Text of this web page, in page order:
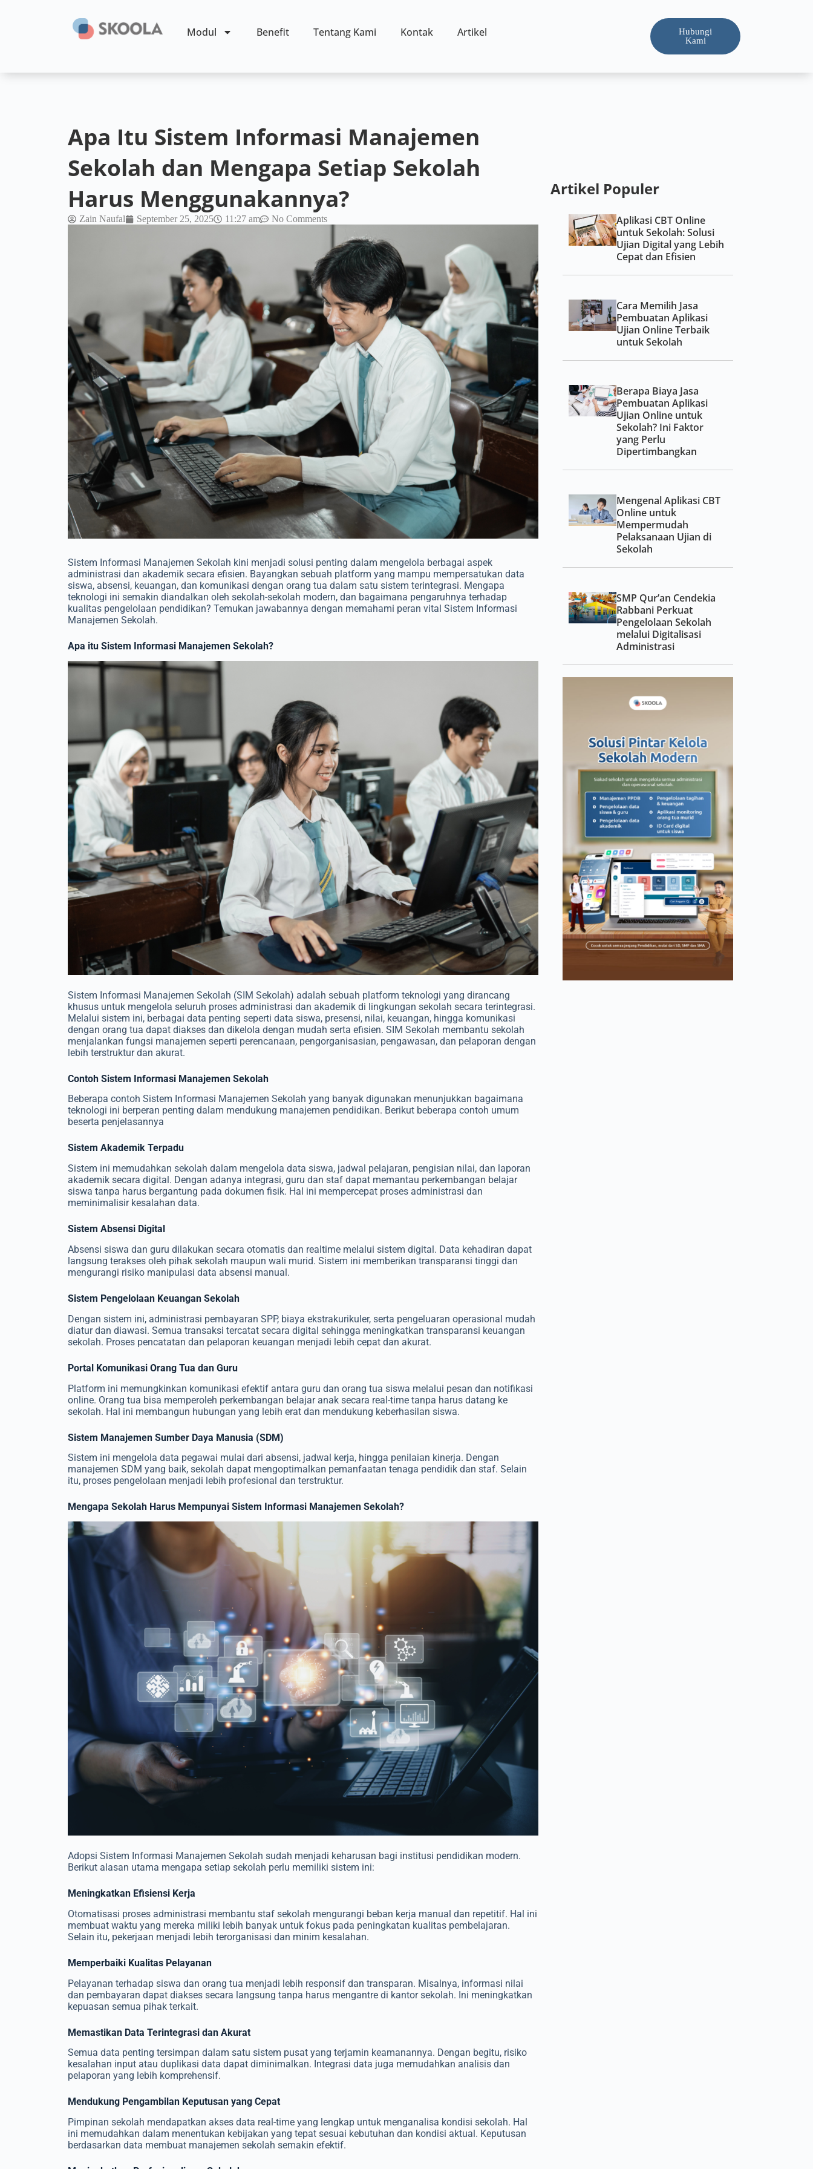
Modul Benefit Tentang Kami Kontak Artikel
Hubungi
Kami
Apa Itu Sistem Informasi Manajemen
Sekolah dan Mengapa Setiap Sekolah
Harus Menggunakannya?
Zain Naufal September 25, 2025 11:27 am No Comments
Sistem Informasi Manajemen Sekolah kini menjadi solusi penting dalam mengelola berbagai aspek
administrasi dan akademik secara efisien. Bayangkan sebuah platform yang mampu mempersatukan data
siswa, absensi, keuangan, dan komunikasi dengan orang tua dalam satu sistem terintegrasi. Mengapa
teknologi ini semakin diandalkan oleh sekolah-sekolah modern, dan bagaimana pengaruhnya terhadap
kualitas pengelolaan pendidikan? Temukan jawabannya dengan memahami peran vital Sistem Informasi
Manajemen Sekolah.
Apa itu Sistem Informasi Manajemen Sekolah?
Sistem Informasi Manajemen Sekolah (SIM Sekolah) adalah sebuah platform teknologi yang dirancang
khusus untuk mengelola seluruh proses administrasi dan akademik di lingkungan sekolah secara terintegrasi.
Melalui sistem ini, berbagai data penting seperti data siswa, presensi, nilai, keuangan, hingga komunikasi
dengan orang tua dapat diakses dan dikelola dengan mudah serta efisien. SIM Sekolah membantu sekolah
menjalankan fungsi manajemen seperti perencanaan, pengorganisasian, pengawasan, dan pelaporan dengan
lebih terstruktur dan akurat.
Contoh Sistem Informasi Manajemen Sekolah
Beberapa contoh Sistem Informasi Manajemen Sekolah yang banyak digunakan menunjukkan bagaimana
teknologi ini berperan penting dalam mendukung manajemen pendidikan. Berikut beberapa contoh umum
beserta penjelasannya
Sistem Akademik Terpadu
Sistem ini memudahkan sekolah dalam mengelola data siswa, jadwal pelajaran, pengisian nilai, dan laporan
akademik secara digital. Dengan adanya integrasi, guru dan staf dapat memantau perkembangan belajar
siswa tanpa harus bergantung pada dokumen fisik. Hal ini mempercepat proses administrasi dan
meminimalisir kesalahan data.
Sistem Absensi Digital
Absensi siswa dan guru dilakukan secara otomatis dan realtime melalui sistem digital. Data kehadiran dapat
langsung terakses oleh pihak sekolah maupun wali murid. Sistem ini memberikan transparansi tinggi dan
mengurangi risiko manipulasi data absensi manual.
Sistem Pengelolaan Keuangan Sekolah
Dengan sistem ini, administrasi pembayaran SPP, biaya ekstrakurikuler, serta pengeluaran operasional mudah
diatur dan diawasi. Semua transaksi tercatat secara digital sehingga meningkatkan transparansi keuangan
sekolah. Proses pencatatan dan pelaporan keuangan menjadi lebih cepat dan akurat.
Portal Komunikasi Orang Tua dan Guru
Platform ini memungkinkan komunikasi efektif antara guru dan orang tua siswa melalui pesan dan notifikasi
online. Orang tua bisa memperoleh perkembangan belajar anak secara real-time tanpa harus datang ke
sekolah. Hal ini membangun hubungan yang lebih erat dan mendukung keberhasilan siswa.
Sistem Manajemen Sumber Daya Manusia (SDM)
Sistem ini mengelola data pegawai mulai dari absensi, jadwal kerja, hingga penilaian kinerja. Dengan
manajemen SDM yang baik, sekolah dapat mengoptimalkan pemanfaatan tenaga pendidik dan staf. Selain
itu, proses pengelolaan menjadi lebih profesional dan terstruktur.
Mengapa Sekolah Harus Mempunyai Sistem Informasi Manajemen Sekolah?
Adopsi Sistem Informasi Manajemen Sekolah sudah menjadi keharusan bagi institusi pendidikan modern.
Berikut alasan utama mengapa setiap sekolah perlu memiliki sistem ini:
Meningkatkan Efisiensi Kerja
Otomatisasi proses administrasi membantu staf sekolah mengurangi beban kerja manual dan repetitif. Hal ini
membuat waktu yang mereka miliki lebih banyak untuk fokus pada peningkatan kualitas pembelajaran.
Selain itu, pekerjaan menjadi lebih terorganisasi dan minim kesalahan.
Memperbaiki Kualitas Pelayanan
Pelayanan terhadap siswa dan orang tua menjadi lebih responsif dan transparan. Misalnya, informasi nilai
dan pembayaran dapat diakses secara langsung tanpa harus mengantre di kantor sekolah. Ini meningkatkan
kepuasan semua pihak terkait.
Memastikan Data Terintegrasi dan Akurat
Semua data penting tersimpan dalam satu sistem pusat yang terjamin keamanannya. Dengan begitu, risiko
kesalahan input atau duplikasi data dapat diminimalkan. Integrasi data juga memudahkan analisis dan
pelaporan yang lebih komprehensif.
Mendukung Pengambilan Keputusan yang Cepat
Pimpinan sekolah mendapatkan akses data real-time yang lengkap untuk menganalisa kondisi sekolah. Hal
ini memudahkan dalam menentukan kebijakan yang tepat sesuai kebutuhan dan kondisi aktual. Keputusan
berdasarkan data membuat manajemen sekolah semakin efektif.
Artikel Populer
Aplikasi CBT Online
untuk Sekolah: Solusi
Ujian Digital yang Lebih
Cepat dan Efisien
Cara Memilih Jasa
Pembuatan Aplikasi
Ujian Online Terbaik
untuk Sekolah
Berapa Biaya Jasa
Pembuatan Aplikasi
Ujian Online untuk
Sekolah? Ini Faktor
yang Perlu
Dipertimbangkan
Mengenal Aplikasi CBT
Online untuk
Mempermudah
Pelaksanaan Ujian di
Sekolah
SMP Qur’an Cendekia
Rabbani Perkuat
Pengelolaan Sekolah
melalui Digitalisasi
Administrasi